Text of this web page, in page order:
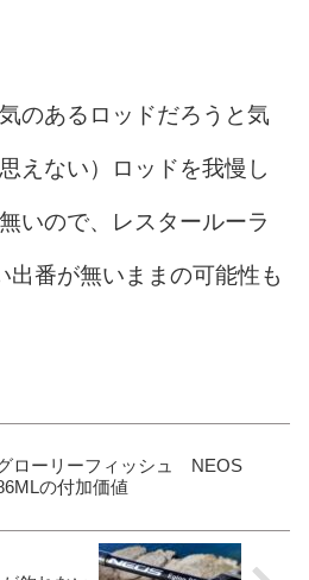
のあるロッドだろうと気
えない）ロッドを我慢し
いので、レスタールーラ
出番が無いままの可能性も
ローリーフィッシュ NEOS
の付加価値